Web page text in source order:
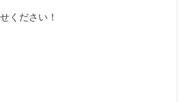
ください！